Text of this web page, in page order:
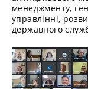
менеджменту,
управлінні,
державного